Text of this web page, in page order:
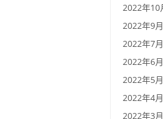
2022年10
2022年9
2022年7
2022年6
2022年5
2022年4
2022年3